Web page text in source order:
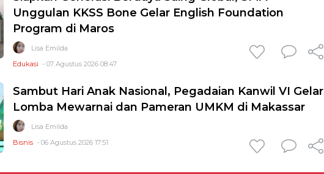
Unggulan KKSS Bone Gelar English Foundation
Program di Maros
Lisa Emilda
Edukasi - 07 Agustus 2026 08:47
Sambut Hari Anak Nasional, Pegadaian Kanwil VI Gelar
Lomba Mewarnai dan Pameran UMKM di Makassar
Lisa Emilda
Bisnis - 06 Agustus 2026 17:51